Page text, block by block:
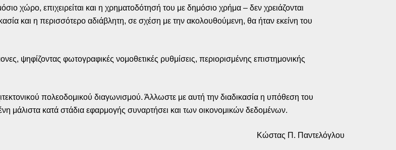
χώρο, επιχειρείται και η χρηματοδότησή του με δημόσιο χρήμα – δεν χρειάζονται
και η περισσότερο αδιάβλητη, σε σχέση με την ακολουθούμενη, θα ήταν εκείνη του
ψηφίζοντας φωτογραφικές νομοθετικές ρυθμίσεις, περιορισμένης επιστημονικής
πολεοδομικού διαγωνισμού. Άλλωστε με αυτή την διαδικασία η υπόθεση του
μάλιστα κατά στάδια εφαρμογής συναρτήσει και των οικονομικών δεδομένων.
Κώστας Π. Παντελόγλου